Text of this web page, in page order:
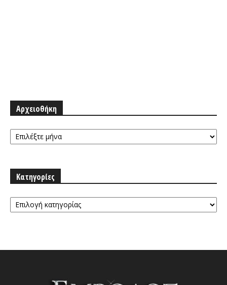
Αρχειοθήκη
Αρχειοθήκη
Κατηγορίες
Κατηγορίες